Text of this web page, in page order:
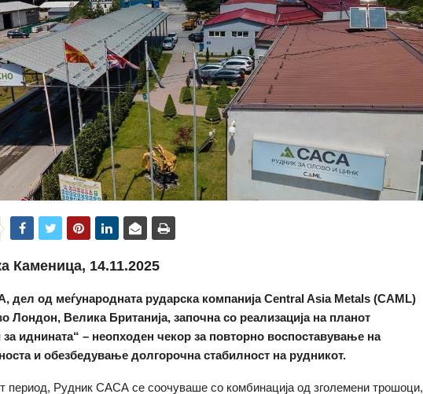
Каменица, 14.11.2025
дел од меѓународната рударска компанија Central Asia Metals (CAML)
Лондон, Велика Британија, започна со реализација на планот
за иднината“ – неопходен чекор за повторно воспоставување на
и обезбедување долгорочна стабилност на рудникот.
период, Рудник САСА се соочуваше со комбинација од зголемени трошоци,